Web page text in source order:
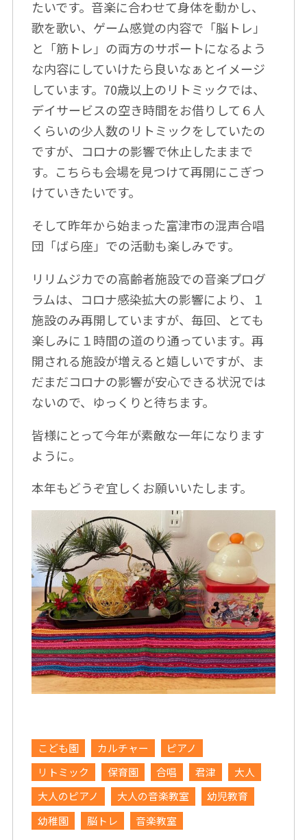
たいです。音楽に合わせて身体を動かし、
歌を歌い、ゲーム感覚の内容で「脳トレ」
と「筋トレ」の両方のサポートになるよう
な内容にしていけたら良いなぁとイメージ
しています。70歳以上のリトミックでは、
デイサービスの空き時間をお借りして６人
くらいの少人数のリトミックをしていたの
ですが、コロナの影響で休止したままで
す。こちらも会場を見つけて再開にこぎつ
けていきたいです。
そして昨年から始まった富津市の混声合唱
団「ばら座」での活動も楽しみです。
リリムジカでの高齢者施設での音楽プログ
ラムは、コロナ感染拡大の影響により、１
施設のみ再開していますが、毎回、とても
楽しみに１時間の道のり通っています。再
開される施設が増えると嬉しいですが、ま
だまだコロナの影響が安心できる状況では
ないので、ゆっくりと待ちます。
皆様にとって今年が素敵な一年になります
ように。
本年もどうぞ宜しくお願いいたします。
こども園 カルチャー
ピアノ
リトミック
保育園 合唱 君津
大人
大人のピアノ
大人の音楽教室
幼児教育
幼稚園
脳トレ 音楽教室